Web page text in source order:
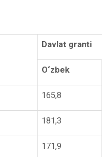
Davlat granti
O‘zbek
165,8
181,3
171,9